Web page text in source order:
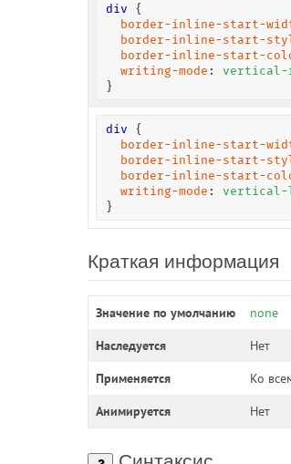
div {
border-inline-start-
border-inline-start-
border-inline-start-
writing-mode : vertical-
}
div {
border-inline-start-
border-inline-start-
border-inline-start-
writing-mode :
}
Краткая информация
Значение по умолчанию
none
Наследуется
Нет
Применяется
Ко
Анимируется
Нет